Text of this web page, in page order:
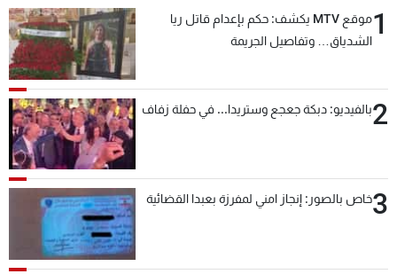
1
موقع MTV يكشف: حكم بإعدام قاتل ريا
الشدياق… وتفاصيل الجريمة
2بالفيديو: دبكة جعجع وستريدا... في حفلة زفاف
3خاص بالصور: إنجاز امني لمفرزة بعبدا القضائية
عن MTV
شروط الإسـتخدام
سياسة الخصوصية